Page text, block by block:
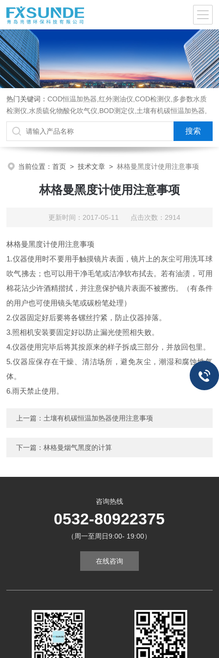
热门关键词：COD恒温加热器,红外测油仪,COD检测仪,多参数水质
检测仪,水质硫化物酸化吹气仪,BOD测定仪,土壤有机碳恒温加热器,
液液萃取器,COD消解回流仪,水质采样器
当前位置：首页 >技术文章 >林格曼黑度计使用注意事项
林格曼黑度计使用注意事项
更新时间：2017-05-11 点击次数：2914
林格曼黑度计使用注意事项
1.仪器使用时不要用手触摸镜片表面，镜片上的灰尘可用洗耳球
吹气拂去；也可以用干净毛笔或洁净软布拭去。若有油渍，可用
棉花沾少许酒精揩拭，并注意保护镜片表面不被擦伤。（有条件
的用户也可使用镜头笔或碳粉笔处理）
2.仪器固定好后要将各镙丝拧紧，防止仪器掉落。
3.照相机安装要固定好以防止漏光使照相失败。
4.仪器使用完毕后将其按原来的样子拆成三部分，并放回包里。
5.仪器应保存在干燥、清洁场所，避免灰尘，潮湿和腐蚀性气
体。
6.雨天禁止使用。
上一篇： 土壤有机碳恒温加热器使用注意事项
下一篇：林格曼烟气黑度的计算
咨询热线
0532-80922375
（周一至周日9:00- 19:00）
在线咨询